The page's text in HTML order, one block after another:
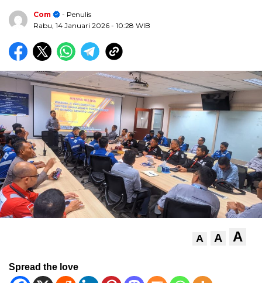
Com
- Penulis
Rabu, 14 Januari 2026 - 10:28 WIB
A A A
Spread the love